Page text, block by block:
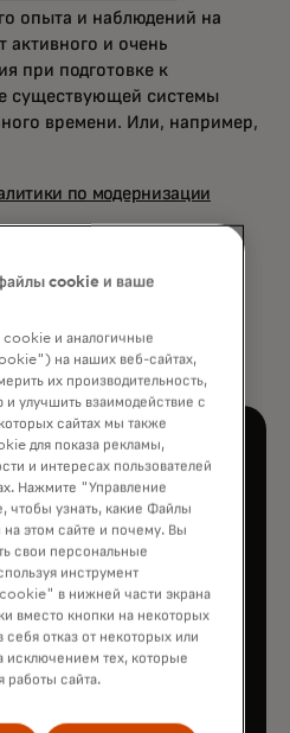
опыта и наблюдений на
и очень
при подготовке к
существующей системы
времени. Или, например,
по модернизации
demo to learn how
your business
and services.
cookie и ваше
и аналогичные
на наших веб-сайтах,
их производительность,
и улучшить взаимодействие с
сайтах мы также
для показа рекламы,
и интересах пользователей
Нажмите "Управление
узнать, какие Файлы
этом сайте и почему. Вы
свои персональные
инструмент
в нижней части экрана
вместо кнопки на некоторых
себя отказ от некоторых или
исключением тех, которые
работы сайта.